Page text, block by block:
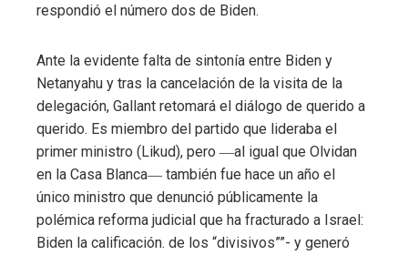
respondió el número dos de Biden.
Ante la evidente falta de sintonía entre Biden y
Netanyahu y tras la cancelación de la visita de la
delegación, Gallant retomará el diálogo de querido a
querido. Es miembro del partido que lideraba el
primer ministro (Likud), pero ―al igual que Olvidan
en la Casa Blanca― también fue hace un año el
único ministro que denunció públicamente la
polémica reforma judicial que ha fracturado a Israel:
Biden la calificación. de los “divisivos””- y generó